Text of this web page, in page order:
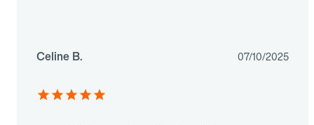
Celine B. 07/10/2025